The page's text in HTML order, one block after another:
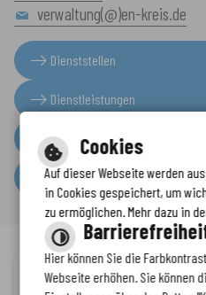
verwaltung(@)en-kreis.de
Dienststellen
Dienstleistungen
Presseinformationen
Serviceportal
Inhalt-Impressum-
Immer auf dem neuesten
Cookies
Auf dieser Webseite werden
in Cookies gespeichert, um
zu ermöglichen. Mehr dazu in
Hier können Sie die
Webseite erhöhen. Sie können